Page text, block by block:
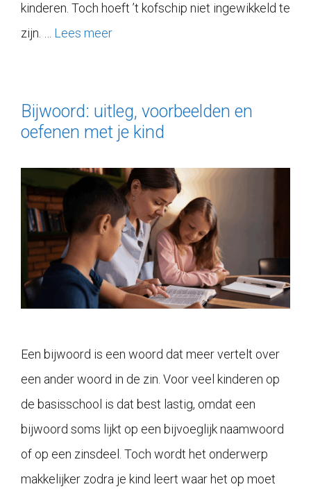
kinderen. Toch hoeft ’t kofschip niet ingewikkeld te
zijn. … Lees meer
Bijwoord: uitleg, voorbeelden en
oefenen met je kind
Een bijwoord is een woord dat meer vertelt over
een ander woord in de zin. Voor veel kinderen op
de basisschool is dat best lastig, omdat een
bijwoord soms lijkt op een bijvoeglijk naamwoord
of op een zinsdeel. Toch wordt het onderwerp
makkelijker zodra je kind leert waar het op moet